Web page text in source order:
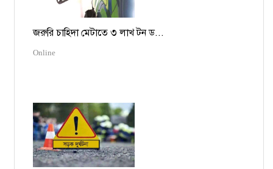
জরুরি চাহিদা মেটাতে ৩ লাখ টন ড...
Online